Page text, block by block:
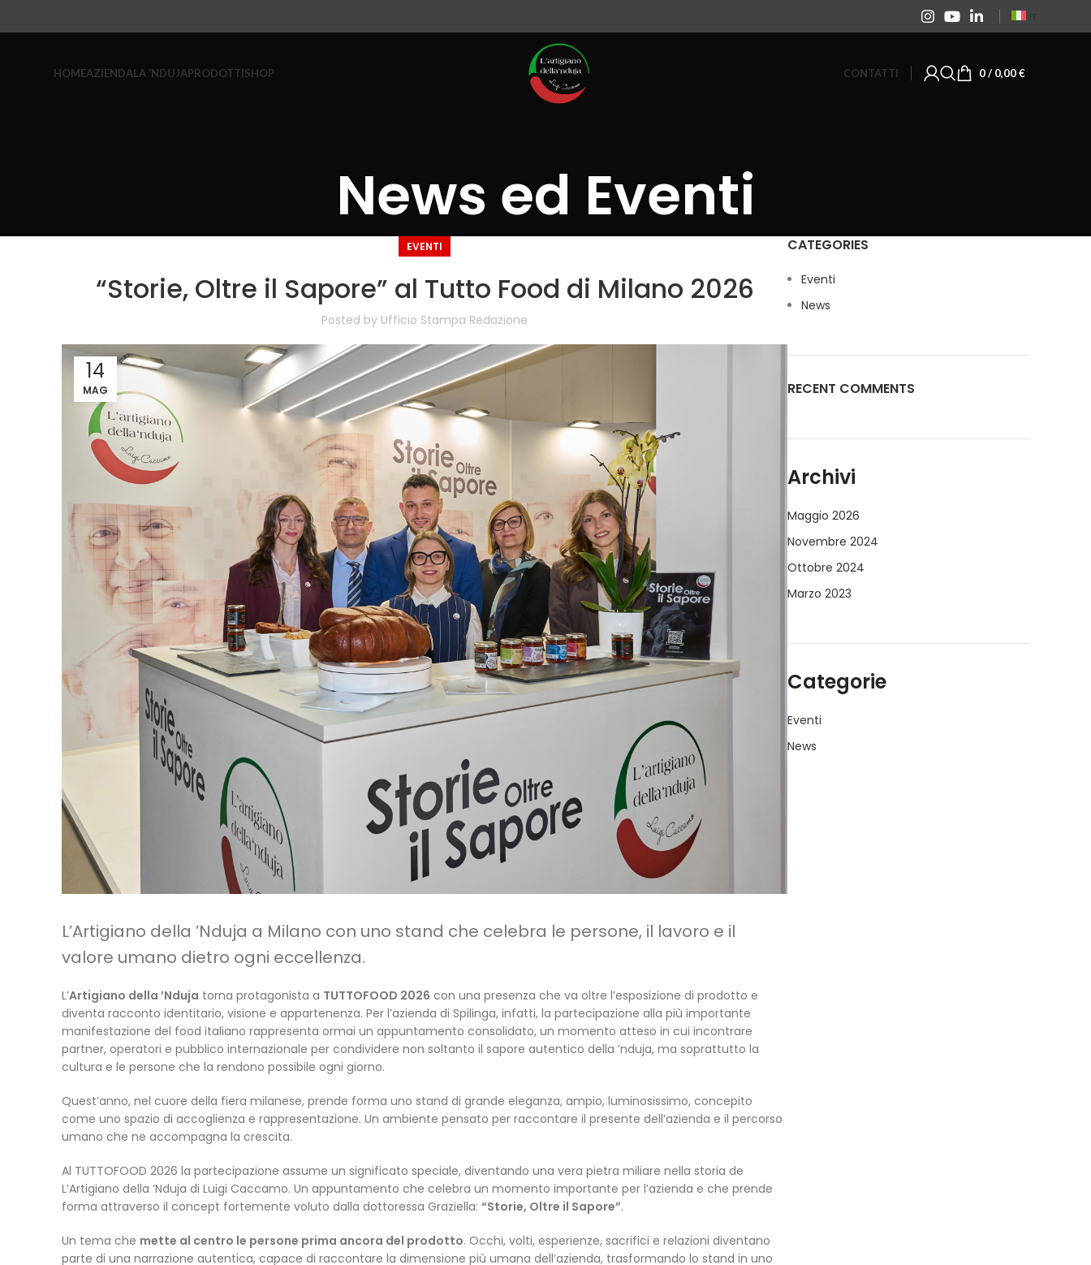
HOMEAZIENDALA ‘NDUJAPRODOTTISHOP CONTATTI 0/ 0,00€
News ed Eventi
EVENTI
“Storie, Oltre il Sapore” al Tutto Food di Milano 2026
Posted by Ufficio Stampa Redazione
14
MAG
L’Artigiano della ’Nduja a Milano con uno stand che celebra le persone, il lavoro e il
valore umano dietro ogni eccellenza.
L’Artigiano della ’Nduja torna protagonista a TUTTOFOOD 2026 con una presenza che va oltre l’esposizione di prodotto e
diventa racconto identitario, visione e appartenenza. Per l’azienda di Spilinga, infatti, la partecipazione alla più importante
manifestazione del food italiano rappresenta ormai un appuntamento consolidato, un momento atteso in cui incontrare
partner, operatori e pubblico internazionale per condividere non soltanto il sapore autentico della ’nduja, ma soprattutto la
cultura e le persone che la rendono possibile ogni giorno.
Quest’anno, nel cuore della fiera milanese, prende forma uno stand di grande eleganza, ampio, luminosissimo, concepito
come uno spazio di accoglienza e rappresentazione. Un ambiente pensato per raccontare il presente dell’azienda e il percorso
umano che ne accompagna la crescita.
Al TUTTOFOOD 2026 la partecipazione assume un significato speciale, diventando una vera pietra miliare nella storia de
L’Artigiano della ’Nduja di Luigi Caccamo. Un appuntamento che celebra un momento importante per l’azienda e che prende
forma attraverso il concept fortemente voluto dalla dottoressa Graziella: “Storie, Oltre il Sapore”.
Un tema che mette al centro le persone prima ancora del prodotto. Occhi, volti, esperienze, sacrifici e relazioni diventano
parte di una narrazione autentica, capace di raccontare la dimensione più umana dell’azienda, trasformando lo stand in uno
CATEGORIES
Eventi
News
RECENT COMMENTS
Archivi
Maggio 2026
Novembre 2024
Ottobre 2024
Marzo 2023
Categorie
Eventi
News